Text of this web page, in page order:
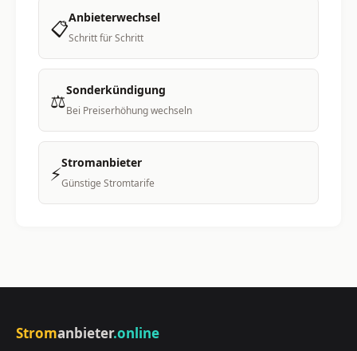
📋Anbieterwechsel
Schritt für Schritt
⚖️Sonderkündigung
Bei Preiserhöhung wechseln
⚡Stromanbieter
Günstige Stromtarife
Stromanbieter.online